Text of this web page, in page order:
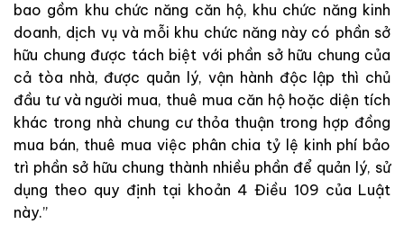
bao gồm khu chức năng căn hộ, khu chức năng kinh
doanh, dịch vụ và mỗi khu chức năng này có phần sở
hữu chung được tách biệt với phần sở hữu chung của
cả tòa nhà, được quản lý, vận hành độc lập thì chủ
đầu tư và người mua, thuê mua căn hộ hoặc diện tích
khác trong nhà chung cư thỏa thuận trong hợp đồng
mua bán, thuê mua việc phân chia tỷ lệ kinh phí bảo
trì phần sở hữu chung thành nhiều phần để quản lý, sử
dụng theo quy định tại khoản 4 Điều 109 của Luật
này.”